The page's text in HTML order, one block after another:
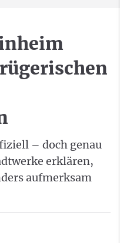
– doch genau
erklären,
aufmerksam